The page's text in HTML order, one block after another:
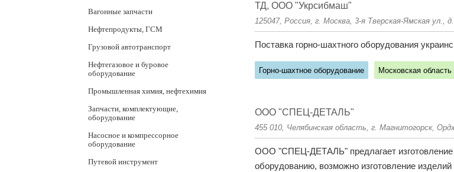
Вагонные запчасти
Нефтепродукты, ГСМ
Грузовой автотранспорт
Нефтегазовое и буровое
оборудование
Промышленная химия, нефтехимия
Запчасти, комплектующие,
оборудование
Насосное и компрессорное
оборудование
Путевой инструмент
ТД, ООО "Укрсибмаш"
125047, Россия, г. Москва, 3-я Тверская-Ямская ул.,
Поставка горно-шахтного оборудования
Горно-шахтное оборудование Московская область
ООО "СПЕЦ-ДЕТАЛЬ"
455 010, Челябинская область, г. Магнитогорск,
ООО "СПЕЦ-ДЕТАЛЬ" предлагает изготовление
оборудованию, возможно изготовление изделий